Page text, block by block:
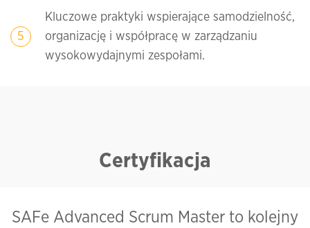
Kluczowe praktyki wspierające samodzielność,
organizację i współpracę w zarządzaniu
wysokowydajnymi zespołami.
Certyfikacja
SAFe Advanced Scrum Master to kolejny